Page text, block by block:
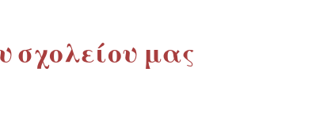
σχολείου μας